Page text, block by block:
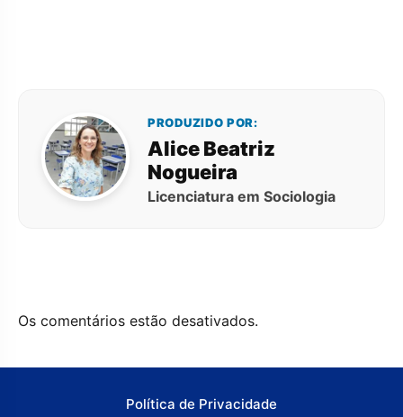
PRODUZIDO POR:
Alice Beatriz
Nogueira
Licenciatura em Sociologia
Os comentários estão desativados.
Política de Privacidade